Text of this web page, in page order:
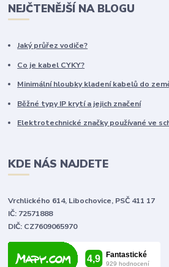
NEJČTENĚJŠÍ NA BLOGU
Jaký průřez vodiče?
Co je kabel CYKY?
Minimální hloubky kladení kabelů do
Běžné typy IP krytí a jejich značení
Elektrotechnické značky používané ve
KDE NÁS NAJDETE
Vrchlického 614, Libochovice, PSČ 411 17
IČ: 72571888
DIČ: CZ7609065970